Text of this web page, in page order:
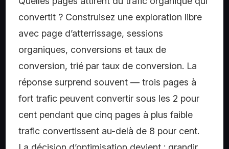
convertit ? Construisez une exploration libre
avec page d’atterrissage, sessions
organiques, conversions et taux de
conversion, trié par taux de conversion. La
réponse surprend souvent — trois pages à
fort trafic peuvent convertir sous les 2 pour
cent pendant que cinq pages à plus faible
trafic convertissent au-delà de 8 pour cent.